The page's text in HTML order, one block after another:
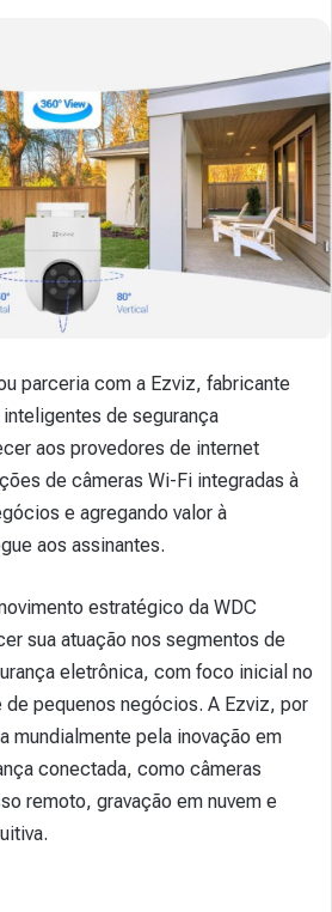
parceria com a Ezviz, fabricante
de segurança
aos provedores de internet
de câmeras Wi-Fi integradas à
e agregando valor à
aos assinantes.
estratégico da WDC
sua atuação nos segmentos de
eletrônica, com foco inicial no
pequenos negócios. A Ezviz, por
mundialmente pela inovação em
conectada, como câmeras
remoto, gravação em nuvem e